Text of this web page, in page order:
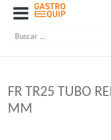
FR TR25 TUBO
MM